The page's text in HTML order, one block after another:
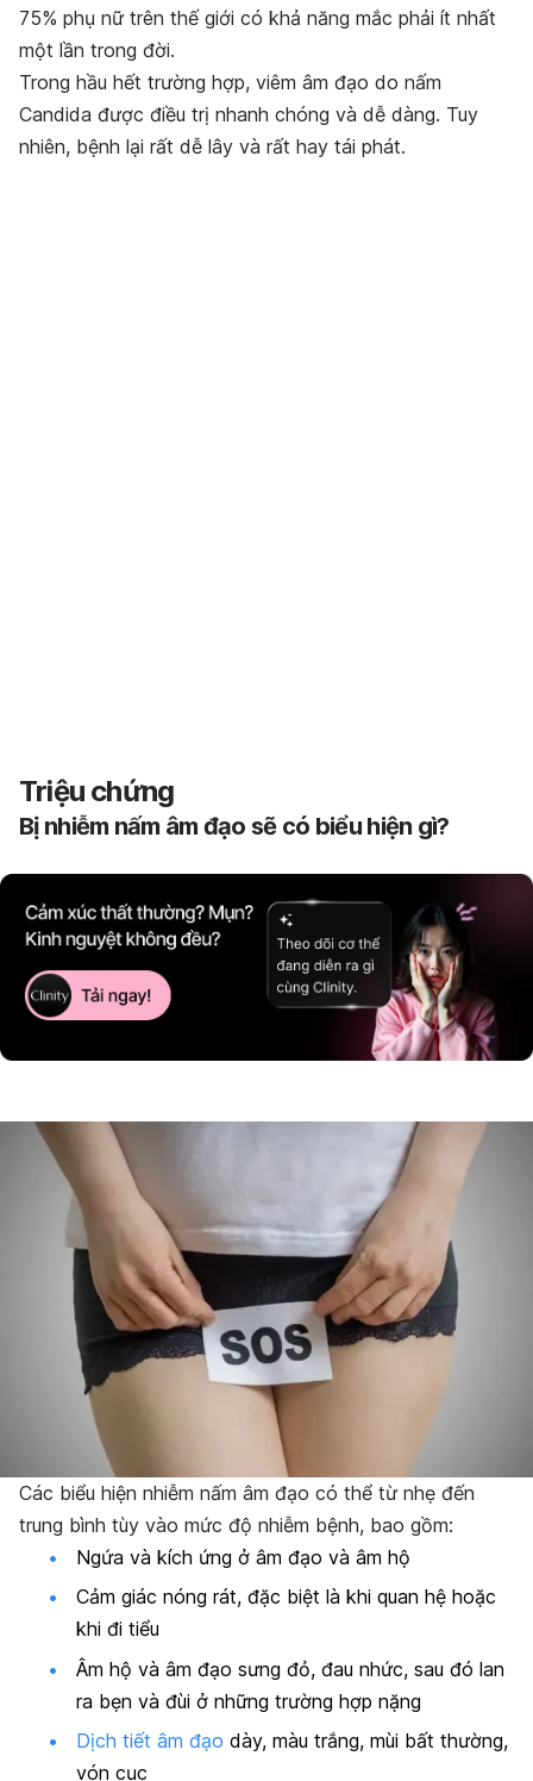
75% phụ nữ trên thế giới có khả năng mắc phải ít nhất
một lần trong đời.
Trong hầu hết trường hợp, viêm âm đạo do nấm
Candida được điều trị nhanh chóng và dễ dàng. Tuy
nhiên, bệnh lại rất dễ lây và rất hay tái phát.
Triệu chứng
Bị nhiễm nấm âm đạo sẽ có biểu hiện gì?
Các biểu hiện nhiễm nấm âm đạo có thể từ nhẹ đến
trung bình tùy vào mức độ nhiễm bệnh, bao gồm:
Ngứa và kích ứng ở âm đạo và âm hộ
Cảm giác nóng rát, đặc biệt là khi quan hệ hoặc
khi đi tiểu
Âm hộ và âm đạo sưng đỏ, đau nhức, sau đó lan
ra bẹn và đùi ở những trường hợp nặng
Dịch tiết âm đạo dày, màu trắng, mùi bất thường,
vón cục